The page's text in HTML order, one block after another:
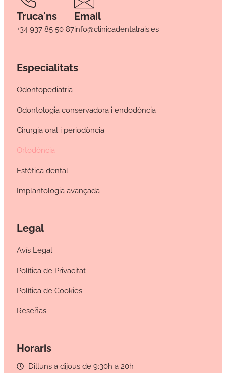
Truca'ns
+34 937 85 50 87
Email
info@clinicadentalrais.es
Especialitats
Odontopediatria
Odontologia conservadora i endodòncia
Cirurgia oral i periodòncia
Ortodòncia
Estètica dental
Implantologia avançada
Legal
Avís Legal
Política de Privacitat
Política de Cookies
Reseñas
Horaris
Dilluns a dijous de 9:30h a 20h